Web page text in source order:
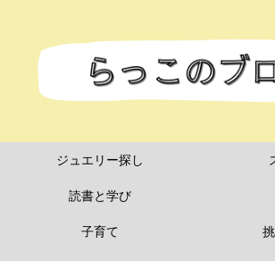
ジュエリー探し
読書と学び
子育て